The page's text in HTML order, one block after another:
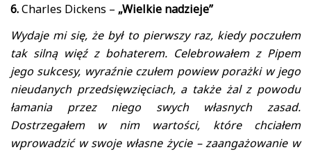
6.Charles Dickens – „Wielkie nadzieje”
Wydaje mi się, że był to pierwszy raz, kiedy poczułem
tak silną więź z bohaterem. Celebrowałem z Pipem
jego sukcesy, wyraźnie czułem powiew porażki w jego
nieudanych przedsięwzięciach, a także żal z powodu
łamania przez niego swych własnych zasad.
Dostrzegałem w nim wartości, które chciałem
wprowadzić w swoje własne życie – zaangażowanie w